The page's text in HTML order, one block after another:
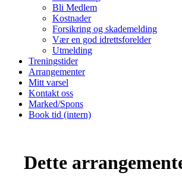
Bli Medlem
Kostnader
Forsikring og skademelding
Vær en god idrettsforelder
Utmelding
Treningstider
Arrangementer
Mitt varsel
Kontakt oss
Marked/Spons
Book tid (intern)
Dette